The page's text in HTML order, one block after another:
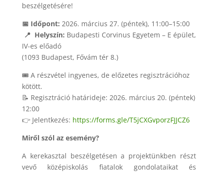
beszélgetésére!
📅 Időpont: 2026. március 27. (péntek), 11:00–15:00
📍 Helyszín: Budapesti Corvinus Egyetem – E épület,
IV-es előadó
(1093 Budapest, Fővám tér 8.)
🎟 A részvétel ingyenes, de előzetes regisztrációhoz
kötött.
📝 Regisztráció határideje: 2026. március 20. (péntek)
12:00
👉 Jelentkezés: https://forms.gle/T5jCXGvporzFJJCZ6
Miről szól az esemény?
A kerekasztal beszélgetésen a projektünkben részt
vevő középiskolás fiatalok gondolataikat és